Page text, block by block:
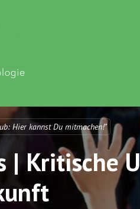
Hier kannst Du mitmachen!"
| Kritische